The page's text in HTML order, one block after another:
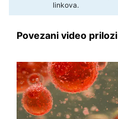
linkova.
Povezani video prilozi